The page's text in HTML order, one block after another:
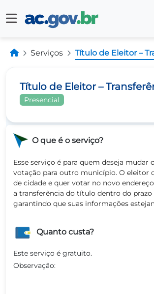
Serviços Título de Eleitor –
Título de Eleitor –
Presencial
O que é o serviço?
Esse serviço é para quem deseja mudar
votação para outro município. O eleitor
de cidade e quer votar no novo
a transferência do título dentro do prazo
garantindo que suas informações
Quanto custa?
Este serviço é gratuito.
Observação: